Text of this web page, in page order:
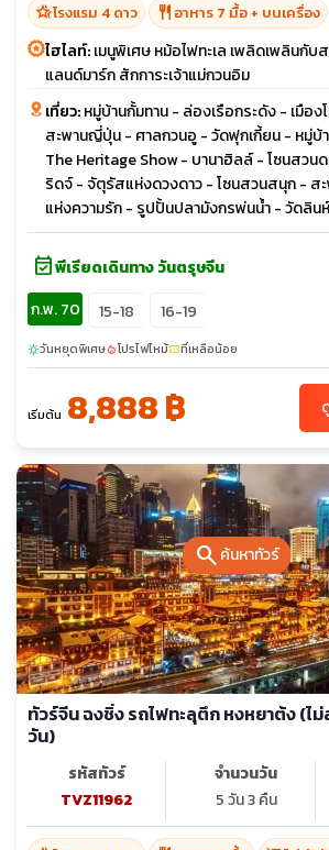
searchค้นหาทัวร์
hotel_classโรงแรม 4 ดาว restaurant อาหาร 7 มื้อ + บนเครื่อง
ไฮไลท์:เมนูพิเศษ หม้อไฟทะเล เพลิดเพลินกั
แลนด์มาร์ก สักการะเจ้าแม่กวนอิม
เที่ยว:หมู่บ้านกั้มทาน - ล่องเรือกระดัง - เมือ
สะพานญี่ปุ่น - ศาลกวนอู - วัดฟุกเกี้ยน - หมู่บ้
The Heritage Show - บานาฮิลล์ - โซนสวน
ริดจ์ - จัตุรัสแห่งดวงดาว - โซนสวนสนุก - ส
แห่งความรัก - รูปปั้นปลามังกรพ่นน้ำ - วัดลิน
event_availableพีเรียดเดินทาง วันตรุษจีน
ก.พ. 70
15-18 16-19
sunnyวันหยุดพิเศษlocal_fire_departmentโปรไฟไหม้confirmation_numberที่เหลือน้อย
เริ่มต้น 8,888 ฿
ทัวร์จีน ฉงชิ่ง รถไฟทะลุตึก หงหยาต้ง (ไม่
วัน)
รหัสทัวร์
TVZ11962
จำนวนวัน
5 วัน 3 คืน